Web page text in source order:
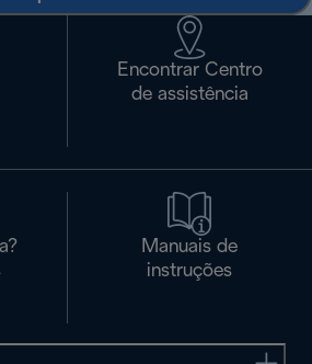
Encontrar Centro
de assistência
Manuais de
instruções